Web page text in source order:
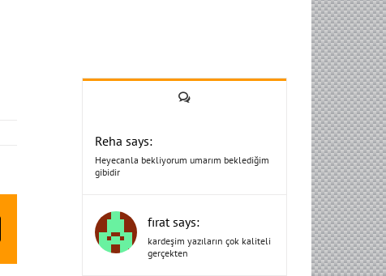
Yorum
Reha says:
Heyecanla bekliyorum umarım beklediğim
gibidir
fırat says:
kardeşim yazıların çok kaliteli
gerçekten